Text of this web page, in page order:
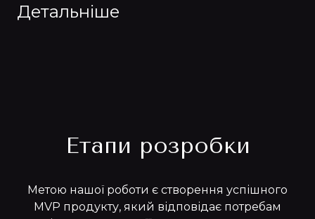
Детальніше
Етапи розробки
Метою нашої роботи є створення успішного
MVP продукту, який відповідає потребам